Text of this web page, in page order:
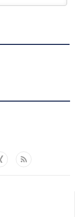
Xing Feed